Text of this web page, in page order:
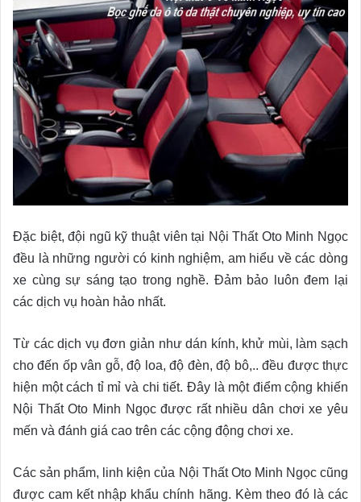
Đặc biệt, đội ngũ kỹ thuật viên tại Nội Thất Oto Minh Ngọc
đều là những người có kinh nghiệm, am hiểu về các dòng
xe cùng sự sáng tạo trong nghề. Đảm bảo luôn đem lại
các dịch vụ hoàn hảo nhất.
Từ các dịch vụ đơn giản như dán kính, khử mùi, làm sạch
cho đến ốp vân gỗ, độ loa, độ đèn, độ bô,.. đều được thực
hiện một cách tỉ mỉ và chi tiết. Đây là một điểm cộng khiến
Nội Thất Oto Minh Ngọc được rất nhiều dân chơi xe yêu
mến và đánh giá cao trên các cộng động chơi xe.
Các sản phẩm, linh kiện của Nội Thất Oto Minh Ngọc cũng
được cam kết nhập khẩu chính hãng. Kèm theo đó là các